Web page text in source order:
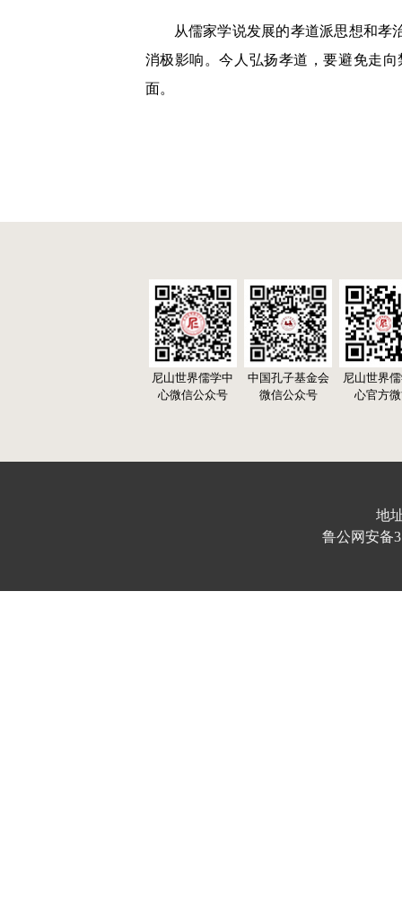
从儒家学说发展的孝道派思想和孝
消极影响。今人弘扬孝道，要避免走
面。
尼山世界儒学中
心微信公众号
中国孔子基金会
微信公众号
尼山世界
心官方
地
鲁公网安备